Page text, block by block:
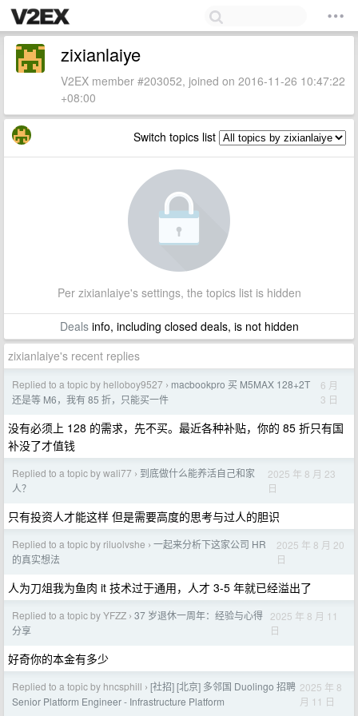
zixianlaiye
V2EX member #203052, joined on 2016-11-26 10:47:22
+08:00
Switch topics list
Per zixianlaiye's settings, the topics list is hidden
Dealsinfo, including closed deals, is not hidden
zixianlaiye's recent replies
Replied to a topic by helloboy9527 › macbookpro 买 M5MAX 128+2T
还是等 M6，我有 85 折，只能买一件
6 月
3 日
没有必须上 128 的需求，先不买。最近各种补贴，你的 85 折只有国
补没了才值钱
Replied to a topic by wali77 › 到底做什么能养活自己和家
人？
2025 年 8 月 23
日
只有投资人才能这样 但是需要高度的思考与过人的胆识
Replied to a topic by riluolvshe › 一起来分析下这家公司 HR
的真实想法
2025 年 8 月 20
日
人为刀俎我为鱼肉 it 技术过于通用，人才 3-5 年就已经溢出了
Replied to a topic by YFZZ › 37 岁退休一周年：经验与心得
分享
2025 年 8 月 11
日
好奇你的本金有多少
Replied to a topic by hncsphill › [社招] [北京] 多邻国 Duolingo 招聘
Senior Platform Engineer - Infrastructure Platform
2025 年 8
月 11 日